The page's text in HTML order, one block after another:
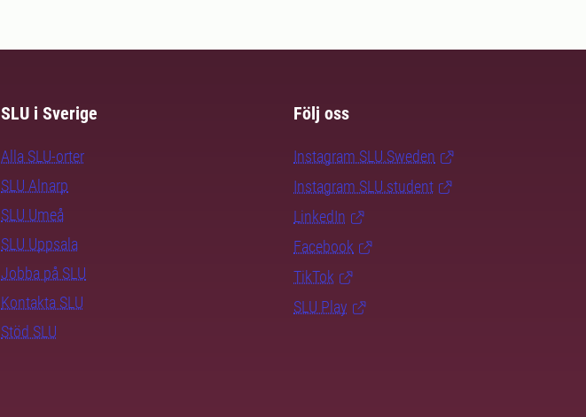
SLU i Sverige
Alla SLU-orter
SLU Alnarp
SLU Umeå
SLU Uppsala
Jobba på SLU
Kontakta SLU
Stöd SLU
Följ oss
Instagram SLU.Sweden
Instagram SLU.student
LinkedIn
Facebook
TikTok
SLU Play